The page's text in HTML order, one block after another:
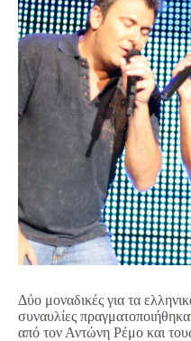
Δύο μοναδικές για τα
συναυλίες
από τον Αντώνη Ρέμο και